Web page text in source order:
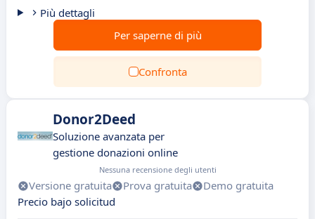
Più dettagli
Per saperne di più
Confronta
Donor2Deed
Soluzione avanzata per
gestione donazioni online
Nessuna recensione degli utenti
Versione gratuita Prova gratuita
Demo gratuita
Precio bajo solicitud